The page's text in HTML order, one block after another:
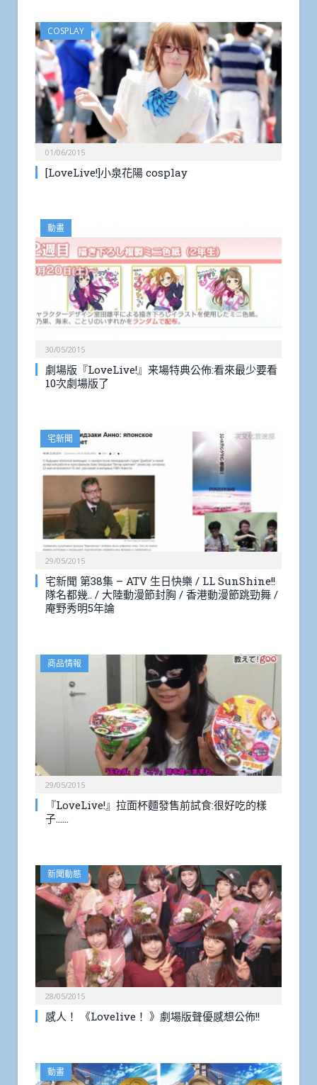
COSPLAY
01/06/2015
[LoveLive!]小泉花陽 cosplay
動畫
30/05/2015
劇場版『LoveLive!』来場特典公佈:看來最少要看
10次劇場版了
宅新聞
29/05/2015
宅新聞 第38集 – ATV 生日快樂 / LL SunShine!!
隊名都幾.. / 大陸動漫節封胸 / 香港動漫節跳勁舞 /
庵野秀明5年論
商品情報
29/05/2015
『LoveLive!』拉面杯麵發售前試食:很好吃的樣
子……
新聞動態
28/05/2015
感人！ 《Lovelive！ 》劇場版聲優感想公佈!!
動畫